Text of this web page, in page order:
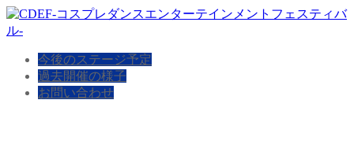
今後のステージ予定
過去開催の様子
お問い合わせ